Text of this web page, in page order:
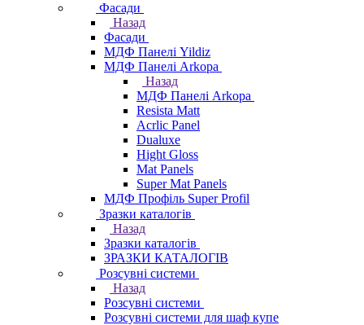
Фасади
Назад
Фасади
МДФ Панелі Yildiz
МДФ Панелі Arkopa
Назад
МДФ Панелі Arkopa
Resista Matt
Acrlic Panel
Dualuxe
Hight Gloss
Mat Panels
Super Mat Panels
МДФ Профіль Super Profil
Зразки каталогів
Назад
Зразки каталогів
ЗРАЗКИ КАТАЛОГІВ
Розсувні системи
Назад
Розсувні системи
Розсувні системи для шаф купе